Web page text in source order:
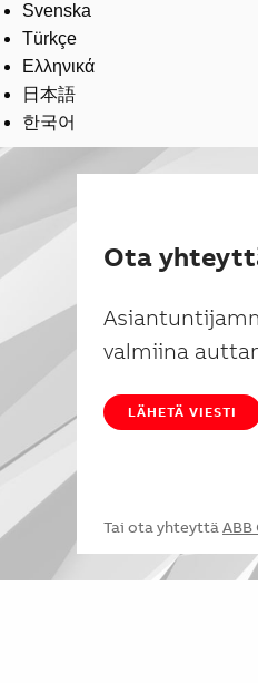
Svenska
Türkçe
Ελληνικά
日本語
한국어
Ota
valmiina
LÄHETÄ VIESTI
Tai ota yhteyttä